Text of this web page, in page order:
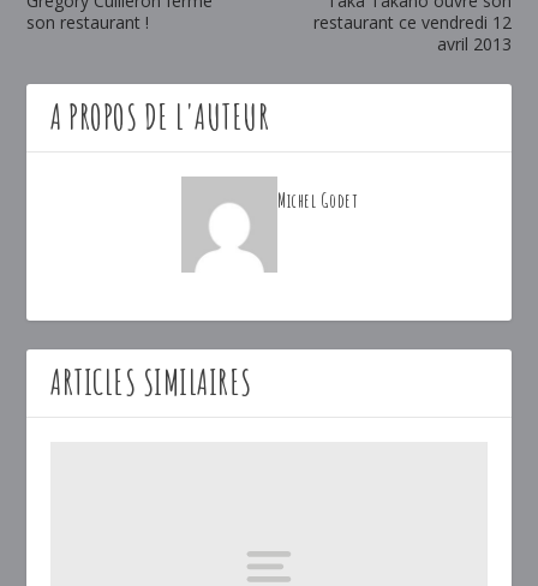
son restaurant !
restaurant ce vendredi 12
avril 2013
A PROPOS DE L'AUTEUR
Michel Godet
ARTICLES SIMILAIRES